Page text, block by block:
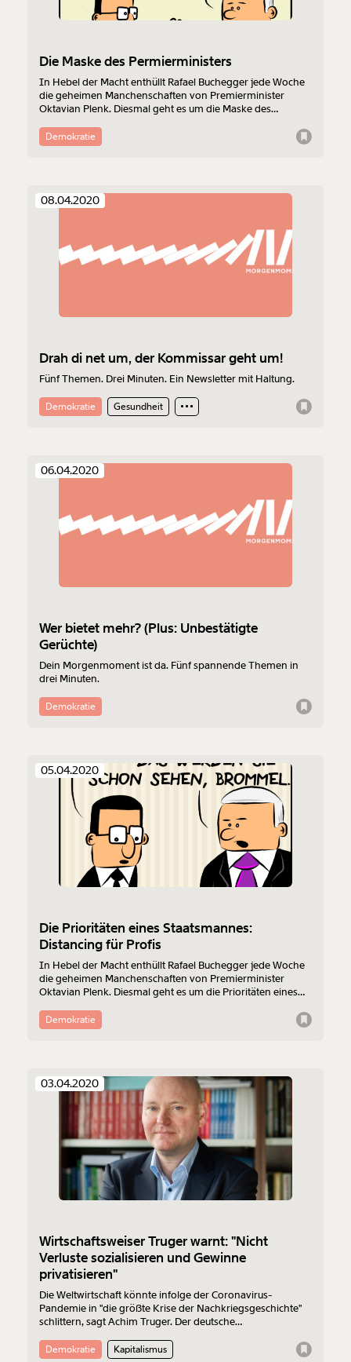
Die Maske des Permierministers
In Hebel der Macht enthüllt Rafael Buchegger jede Woche
die geheimen Manchenschaften von Premierminister
Oktavian Plenk. Diesmal geht es um die Maske des
Demokratie
08.04.2020
Drah di net um, der Kommissar geht um!
Fünf Themen. Drei Minuten. Ein Newsletter mit Haltung.
Demokratie Gesundheit
06.04.2020
Wer bietet mehr? (Plus: Unbestätigte
Gerüchte)
Dein Morgenmoment ist da. Fünf spannende Themen in
drei Minuten.
Demokratie
05.04.2020
Die Prioritäten eines Staatsmannes:
Distancing für Profis
In Hebel der Macht enthüllt Rafael Buchegger jede Woche
die geheimen Manchenschaften von Premierminister
Oktavian Plenk. Diesmal geht es um die Prioritäten eines
Demokratie
03.04.2020
Wirtschaftsweiser Truger warnt: "Nicht
Verluste sozialisieren und Gewinne
privatisieren"
Die Weltwirtschaft könnte infolge der Coronavirus-
Pandemie in "die größte Krise der Nachkriegsgeschichte"
schlittern, sagt Achim Truger. Der deutsche
einem Strang, droht die EU zu zerbrechen. Staaten
Demokratie Kapitalismus